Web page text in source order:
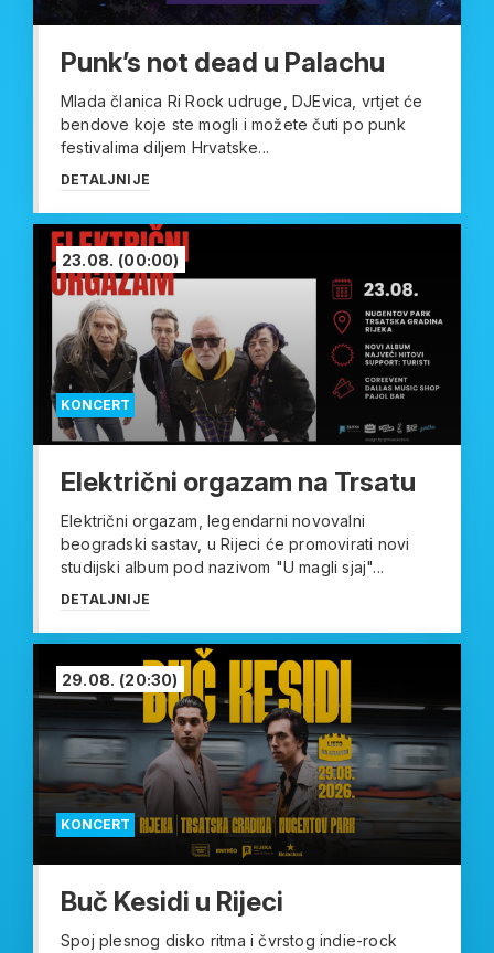
Punk’s not dead u Palachu
Mlada članica Ri Rock udruge, DJEvica, vrtjet će
bendove koje ste mogli i možete čuti po punk
festivalima diljem Hrvatske...
DETALJNIJE
KONCERT
23.08. (00:00)
Električni orgazam na Trsatu
Električni orgazam, legendarni novovalni
beogradski sastav, u Rijeci će promovirati novi
studijski album pod nazivom "U magli sjaj"...
DETALJNIJE
KONCERT
29.08. (20:30)
Buč Kesidi u Rijeci
Spoj plesnog disko ritma i čvrstog indie-rock